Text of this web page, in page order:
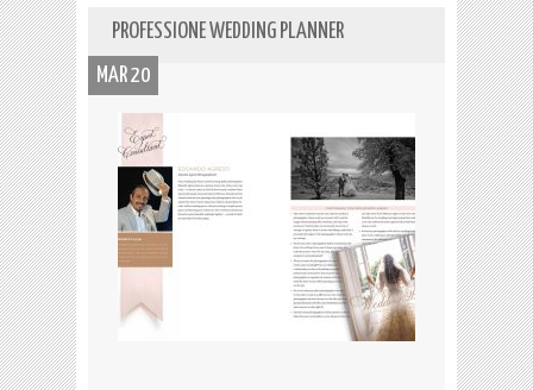
PROFESSIONE WEDDING PLANNER
MAR 20